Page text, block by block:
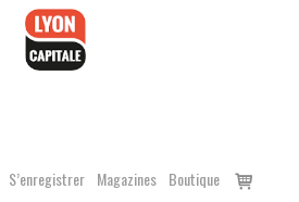
S’enregistrer Magazines Boutique
Voir